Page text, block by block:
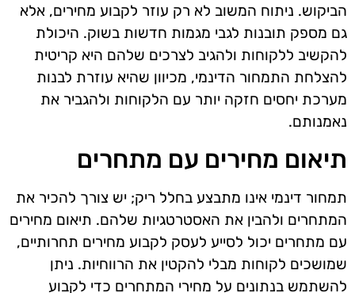
הביקוש. ניתוח המשוב לא רק עוזר לקבוע מחירים, אלא
גם מספק תובנות לגבי מגמות חדשות בשוק. היכולת
להקשיב ללקוחות ולהגיב לצרכים שלהם היא קריטית
להצלחת התמחור הדינמי, מכיוון שהיא עוזרת לבנות
מערכת יחסים חזקה יותר עם הלקוחות ולהגביר את
נאמנותם.
תיאום מחירים עם מתחרים
תמחור דינמי אינו מתבצע בחלל ריק; יש צורך להכיר את
המתחרים ולהבין את האסטרטגיות שלהם. תיאום מחירים
עם מתחרים יכול לסייע לעסק לקבוע מחירים תחרותיים,
שמושכים לקוחות מבלי להקטין את הרווחיות. ניתן
להשתמש בנתונים על מחירי המתחרים כדי לקבוע